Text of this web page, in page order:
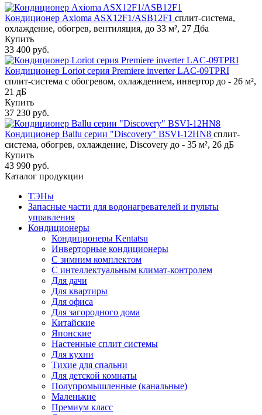
Кондиционер Axioma ASX12F1/ASB12F1 сплит-система,
охлаждение, обогрев, вентиляция, до 33 м², 27 Дба
Купить
33 400 руб.
Кондиционер Loriot cерия Premiere inverter LAC-09TPRI
сплит-система с обогревом, охлаждением, инвертор до - 26 м²,
21 дБ
Купить
37 230 руб.
Кондиционер Ballu серии "Discovery" BSVI-12HN8 сплит-
система, обогрев, охлаждение, Discovery до - 35 м², 26 дБ
Купить
43 990 руб.
Каталог продукции
ТЭНы
Запасные части для водонагревателей и пульты
управления
Кондиционеры
Кондиционеры Kentatsu
Инверторные кондиционеры
С зимним комплектом
С интеллектуальным климат-контролем
Для дачи
Для квартиры
Для офиса
Для загородного дома
Китайские
Японские
Настенные сплит системы
Для кухни
Тихие для спальни
Для детской комнаты
Полупромышленные (канальные)
Маленькие
Премиум класс